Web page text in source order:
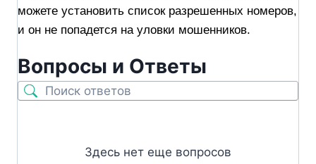
можете установить список разрешенных номеров,
и он не попадется на уловки мошенников.
Вопросы и Ответы
Здесь нет еще вопросов